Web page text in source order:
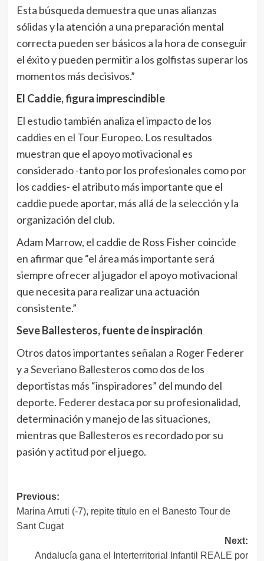
Esta búsqueda demuestra que unas alianzas
sólidas y la atención a una preparación mental
correcta pueden ser básicos a la hora de conseguir
el éxito y pueden permitir a los golfistas superar los
momentos más decisivos.”
El Caddie, figura imprescindible
El estudio también analiza el impacto de los
caddies en el Tour Europeo. Los resultados
muestran que el apoyo motivacional es
considerado -tanto por los profesionales como por
los caddies- el atributo más importante que el
caddie puede aportar, más allá de la selección y la
organización del club.
Adam Marrow, el caddie de Ross Fisher coincide
en afirmar que “el área más importante será
siempre ofrecer al jugador el apoyo motivacional
que necesita para realizar una actuación
consistente.”
Seve Ballesteros, fuente de inspiración
Otros datos importantes señalan a Roger Federer
y a Severiano Ballesteros como dos de los
deportistas más “inspiradores” del mundo del
deporte. Federer destaca por su profesionalidad,
determinación y manejo de las situaciones,
mientras que Ballesteros es recordado por su
pasión y actitud por el juego.
Navegación
de
entradas
Previous:
Marina Arruti (-7), repite título en el Banesto Tour de
Sant Cugat
Next:
Andalucía gana el Interterritorial Infantil REALE por